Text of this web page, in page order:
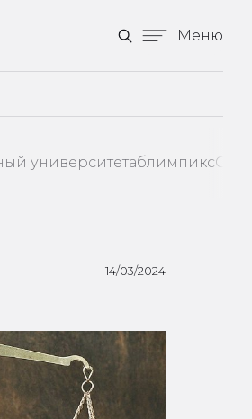
Меню
университетаблимпикс
14/03/2024